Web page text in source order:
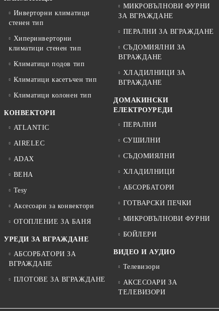
Инверторни климатици
стенен тип
Хиперинверторни
климатици стенен тип
Климатици подов тип
Климатици касетъчен тип
Климатици колонен тип
КОНВЕКТОРИ
ATLANTIC
AIRELEC
ADAX
BEHA
Tesy
Аксесоари за конвектори
ОТОПЛЕНИЕ ЗА БАНЯ
УРЕДИ ЗА ВГРАЖДАНЕ
АБСОРБАТОРИ ЗА
ВГРАЖДАНЕ
ПЛОТОВЕ ЗА ВГРАЖДАНЕ
МИКРОВЪЛНОВИ ФУРНИ
ЗА ВГРАЖДАНЕ
ПЕРАЛНИ ЗА ВГРАЖДАНЕ
СЪДОМИЯЛНИ ЗА
ВГРАЖДАНЕ
ХЛАДИЛНИЦИ ЗА
ВГРАЖДАНЕ
ДОМАКИНСКИ
ЕЛЕКТРОУРЕДИ
ПЕРАЛНИ
СУШИЛНИ
СЪДОМИЯЛНИ
ХЛАДИЛНИЦИ
АБСОРБАТОРИ
ГОТВАРСКИ ПЕЧКИ
МИКРОВЪЛНОВИ ФУРНИ
БОЙЛЕРИ
ВИДЕО И АУДИО
Телевизори
АКСЕСОАРИ ЗА
ТЕЛЕВИЗОРИ